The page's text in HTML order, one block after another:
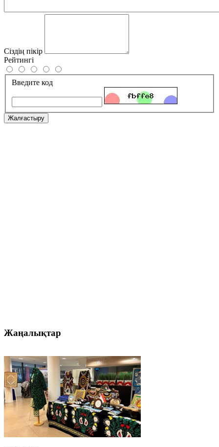
Сіздің пікір
Рейтингі
Введите код
Жалғастыру
Жаңалықтар